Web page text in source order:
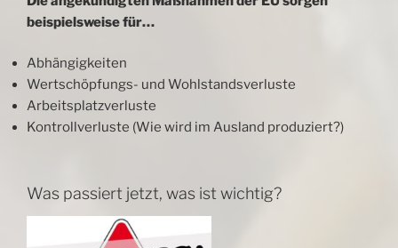
beispielsweise für…
Abhängigkeiten
Wertschöpfungs- und Wohlstandsverluste
Arbeitsplatzverluste
Kontrollverluste (Wie wird im Ausland produziert?)
Was passiert jetzt, was ist wichtig?